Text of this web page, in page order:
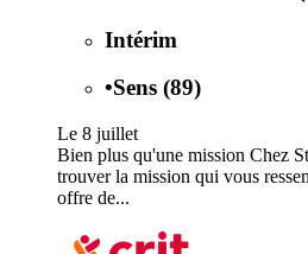
Intérim
•Sens (89)
Le 8 juillet
Bien plus qu'une mission Chez
trouver la mission qui vous
offre de...